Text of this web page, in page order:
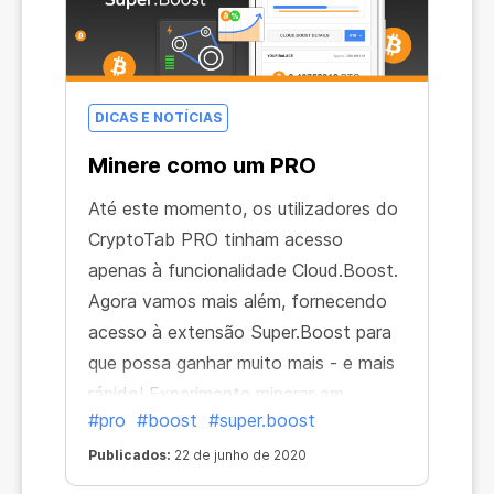
pagas. Veja, somos reconhecidos em
todo o mundo:
DICAS E NOTÍCIAS
Minere como um PRO
Até este momento, os utilizadores do
CryptoTab PRO tinham acesso
apenas à funcionalidade Cloud.Boost.
Agora vamos mais além, fornecendo
acesso à extensão Super.Boost para
que possa ganhar muito mais - e mais
rápido! Experimente minerar em
velocidade frenética, utilizando a
funcionalidade Super.Boost disponível
apenas na versão PRO.
#pro #boost #super.boost
Publicados: 22 de junho de 2020